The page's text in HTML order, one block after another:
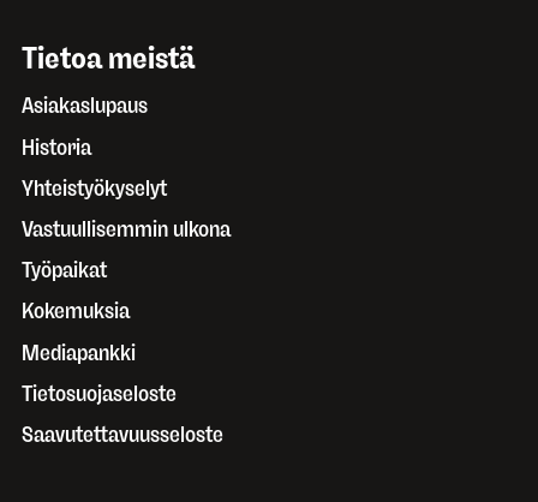
Tietoa meistä
Asiakaslupaus
Historia
Yhteistyökyselyt
Vastuullisemmin ulkona
Työpaikat
Kokemuksia
Mediapankki
Tietosuojaseloste
Saavutettavuusseloste